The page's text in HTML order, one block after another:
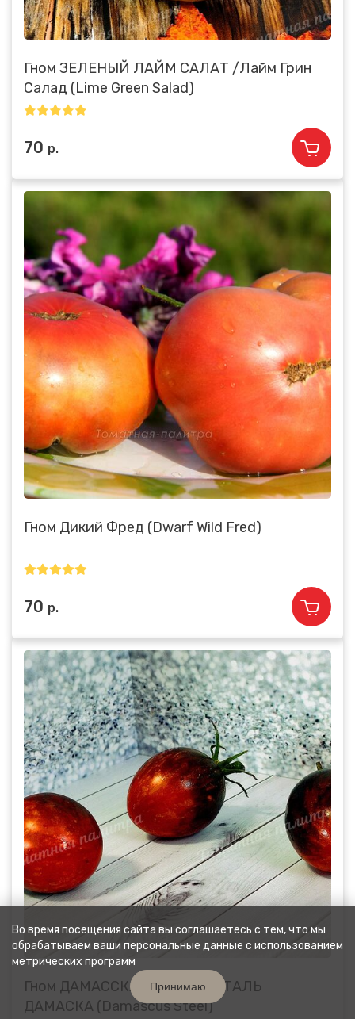
Гном ЗЕЛЕНЫЙ ЛАЙМ САЛАТ /Лайм Грин
Салад (Lime Green Salad)
70 р.
Гном Дикий Фред (Dwarf Wild Fred)
70 р.
Гном ДАМАССКАЯ СТАЛЬ / СТАЛЬ
ДАМАСКА (Damascus Steel)
Во время посещения сайта вы соглашаетесь с тем, что мы
обрабатываем ваши персональные данные с использованием
метрических программ
Принимаю